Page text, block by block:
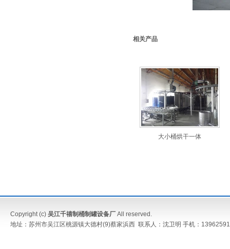
相关产品
大小桶烘干一体
Copyright (c) 吴江千禧制桶制罐设备厂 All reserved.
地址：苏州市吴江区桃源镇大德村(9)蔡家浜西 联系人：沈卫明 手机：